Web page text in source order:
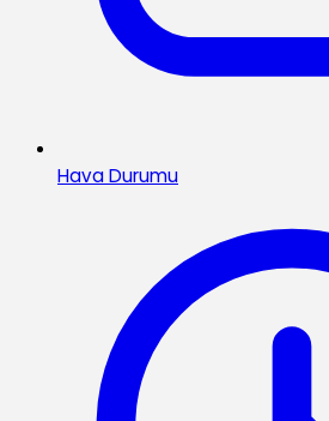
Hava Durumu